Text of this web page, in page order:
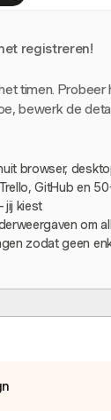
registreren!
timen. Probeer
bewerk de
browser,
GitHub en
jij kiest
om
zodat geen